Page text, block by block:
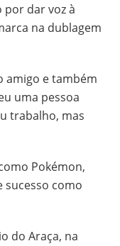
por dar voz à
na dublagem
amigo e também
uma pessoa
trabalho, mas
Pokémon,
sucesso como
do Araça, na